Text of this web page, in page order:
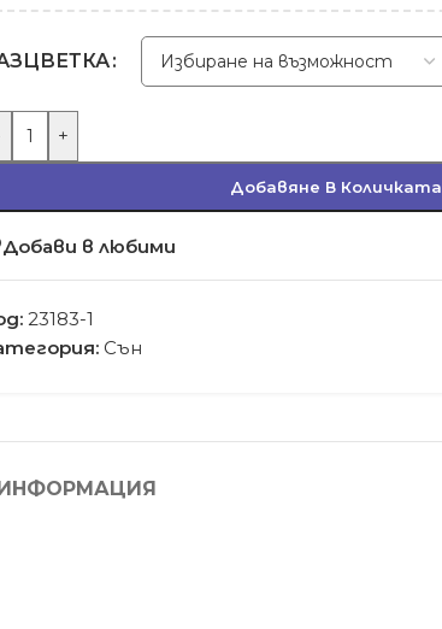
+
Добавяне В Количката
Добави в любими
23183-1
Сън